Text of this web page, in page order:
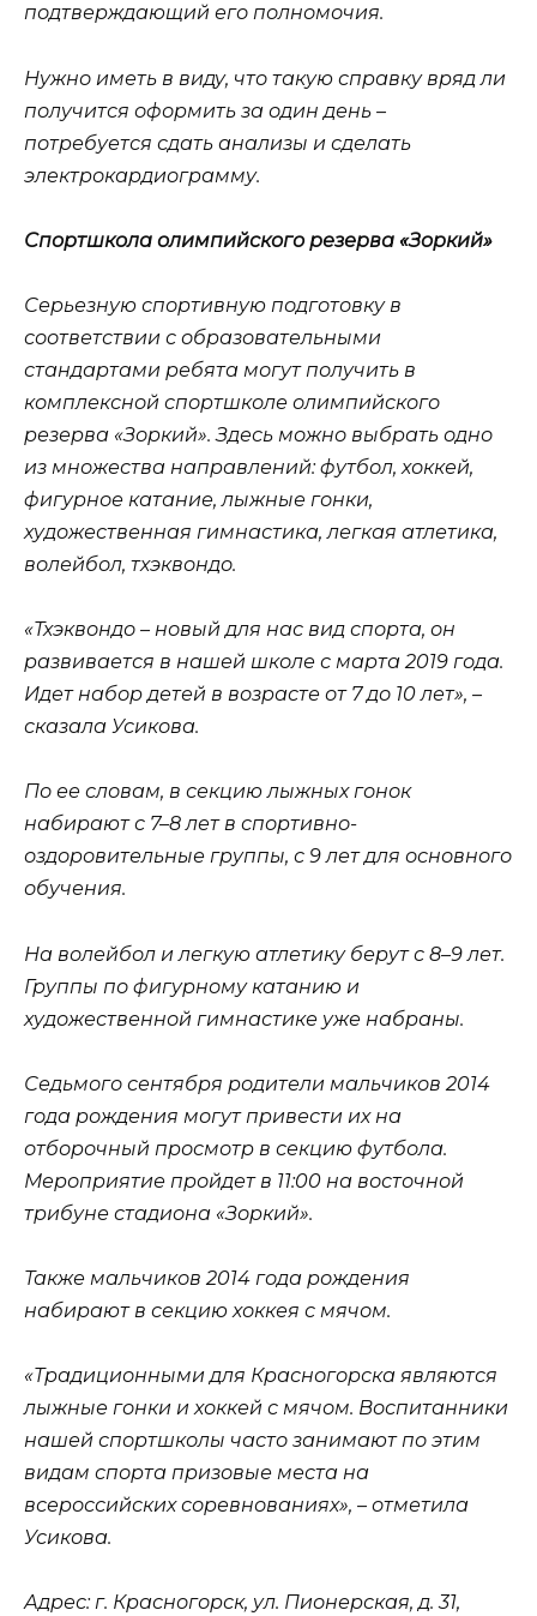
подтверждающий его полномочия.
Нужно иметь в виду, что такую справку вряд ли
получится оформить за один день –
потребуется сдать анализы и сделать
электрокардиограмму.
Спортшкола олимпийского резерва «Зоркий»
Серьезную спортивную подготовку в
соответствии с образовательными
стандартами ребята могут получить в
комплексной спортшколе олимпийского
резерва «Зоркий». Здесь можно выбрать одно
из множества направлений: футбол, хоккей,
фигурное катание, лыжные гонки,
художественная гимнастика, легкая атлетика,
волейбол, тхэквондо.
«Тхэквондо – новый для нас вид спорта, он
развивается в нашей школе с марта 2019 года.
Идет набор детей в возрасте от 7 до 10 лет», –
сказала Усикова.
По ее словам, в секцию лыжных гонок
набирают с 7–8 лет в спортивно-
оздоровительные группы, с 9 лет для основного
обучения.
На волейбол и легкую атлетику берут с 8–9 лет.
Группы по фигурному катанию и
художественной гимнастике уже набраны.
Седьмого сентября родители мальчиков 2014
года рождения могут привести их на
отборочный просмотр в секцию футбола.
Мероприятие пройдет в 11:00 на восточной
трибуне стадиона «Зоркий».
Также мальчиков 2014 года рождения
набирают в секцию хоккея с мячом.
«Традиционными для Красногорска являются
лыжные гонки и хоккей с мячом. Воспитанники
нашей спортшколы часто занимают по этим
видам спорта призовые места на
всероссийских соревнованиях», – отметила
Усикова.
Адрес: г. Красногорск, ул. Пионерская, д. 31,